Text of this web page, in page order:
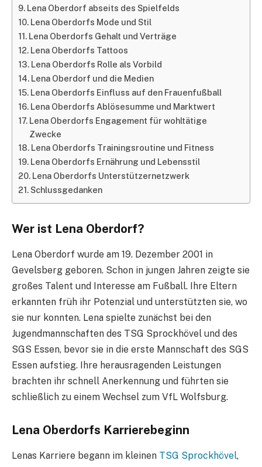
Lena Oberdorf abseits des Spielfelds
Lena Oberdorfs Mode und Stil
Lena Oberdorfs Gehalt und Verträge
Lena Oberdorfs Tattoos
Lena Oberdorfs Rolle als Vorbild
Lena Oberdorf und die Medien
Lena Oberdorfs Einfluss auf den Frauenfußball
Lena Oberdorfs Ablösesumme und Marktwert
Lena Oberdorfs Engagement für wohltätige
Zwecke
Lena Oberdorfs Trainingsroutine und Fitness
Lena Oberdorfs Ernährung und Lebensstil
Lena Oberdorfs Unterstützernetzwerk
Schlussgedanken
Wer ist Lena Oberdorf?
Lena Oberdorf wurde am 19. Dezember 2001 in
Gevelsberg geboren. Schon in jungen Jahren zeigte sie
großes Talent und Interesse am Fußball. Ihre Eltern
erkannten früh ihr Potenzial und unterstützten sie, wo
sie nur konnten. Lena spielte zunächst bei den
Jugendmannschaften des TSG Sprockhövel und des
SGS Essen, bevor sie in die erste Mannschaft des SGS
Essen aufstieg. Ihre herausragenden Leistungen
brachten ihr schnell Anerkennung und führten sie
schließlich zu einem Wechsel zum VfL Wolfsburg.
Lena Oberdorfs Karrierebeginn
Lenas Karriere begann im kleinen TSG Sprockhövel,